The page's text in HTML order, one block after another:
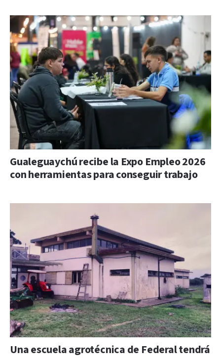
Gualeguaychú recibe la Expo Empleo 2026
con herramientas para conseguir trabajo
Una escuela agrotécnica de Federal tendrá